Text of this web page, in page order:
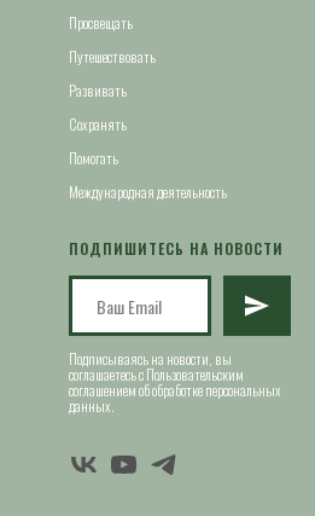
Просвещать
Путешествовать
Развивать
Сохранять
Помогать
Международная деятельность
ПОДПИШИТЕСЬ НА НОВОСТИ
Подписываясь на новости, вы
соглашаетесь с Пользовательским
соглашением об обработке персональных
данных.